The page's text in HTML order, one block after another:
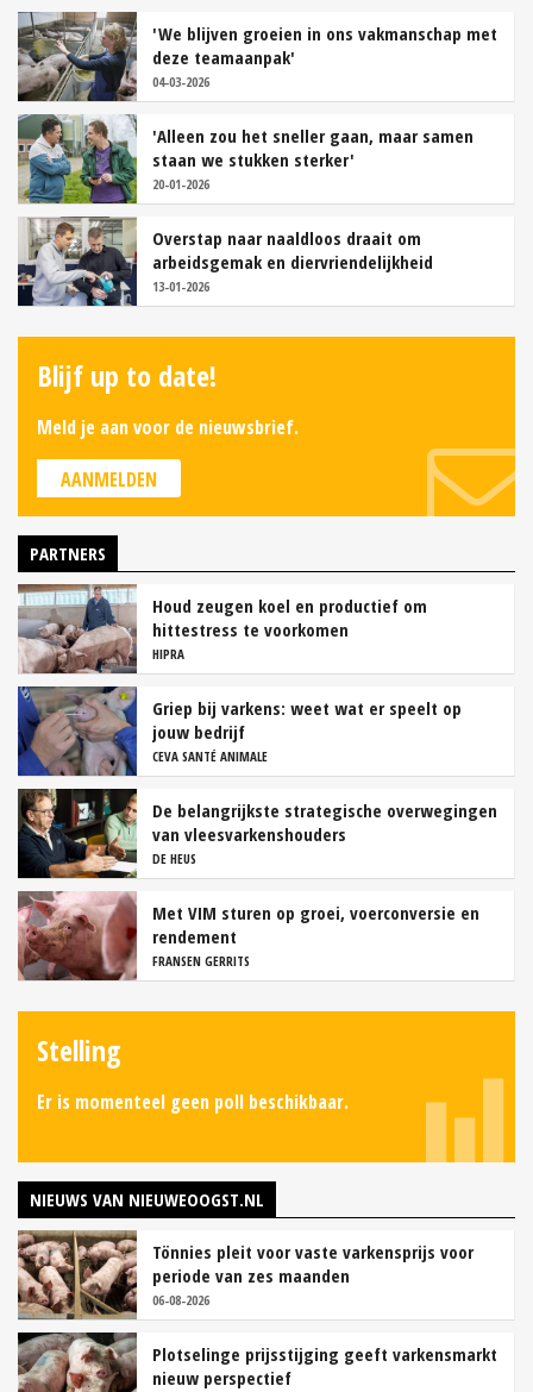
'We blijven groeien in ons vakmanschap met
deze teamaanpak'
04-03-2026
'Alleen zou het sneller gaan, maar samen
staan we stukken sterker'
20-01-2026
Overstap naar naaldloos draait om
arbeidsgemak en diervriendelijkheid
13-01-2026
Blijf up to date!
Meld je aan voor de nieuwsbrief.
AANMELDEN
PARTNERS
Houd zeugen koel en productief om
hittestress te voorkomen
HIPRA
Griep bij varkens: weet wat er speelt op
jouw bedrijf
CEVA SANTÉ ANIMALE
De belangrijkste strategische overwegingen
van vleesvarkenshouders
DE HEUS
Met VIM sturen op groei, voerconversie en
rendement
FRANSEN GERRITS
Stelling
Er is momenteel geen poll beschikbaar.
NIEUWS VAN NIEUWEOOGST.NL
Tönnies pleit voor vaste varkensprijs voor
periode van zes maanden
06-08-2026
Plotselinge prijsstijging geeft varkensmarkt
nieuw perspectief